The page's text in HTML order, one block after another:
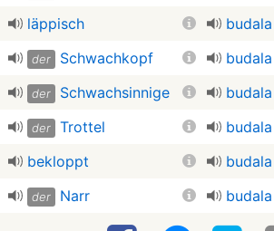
läppisch
budala
der Schwachkopf budala
der Schwachsinnige budala
der Trottel
budala
bekloppt
budala
der Narr budala